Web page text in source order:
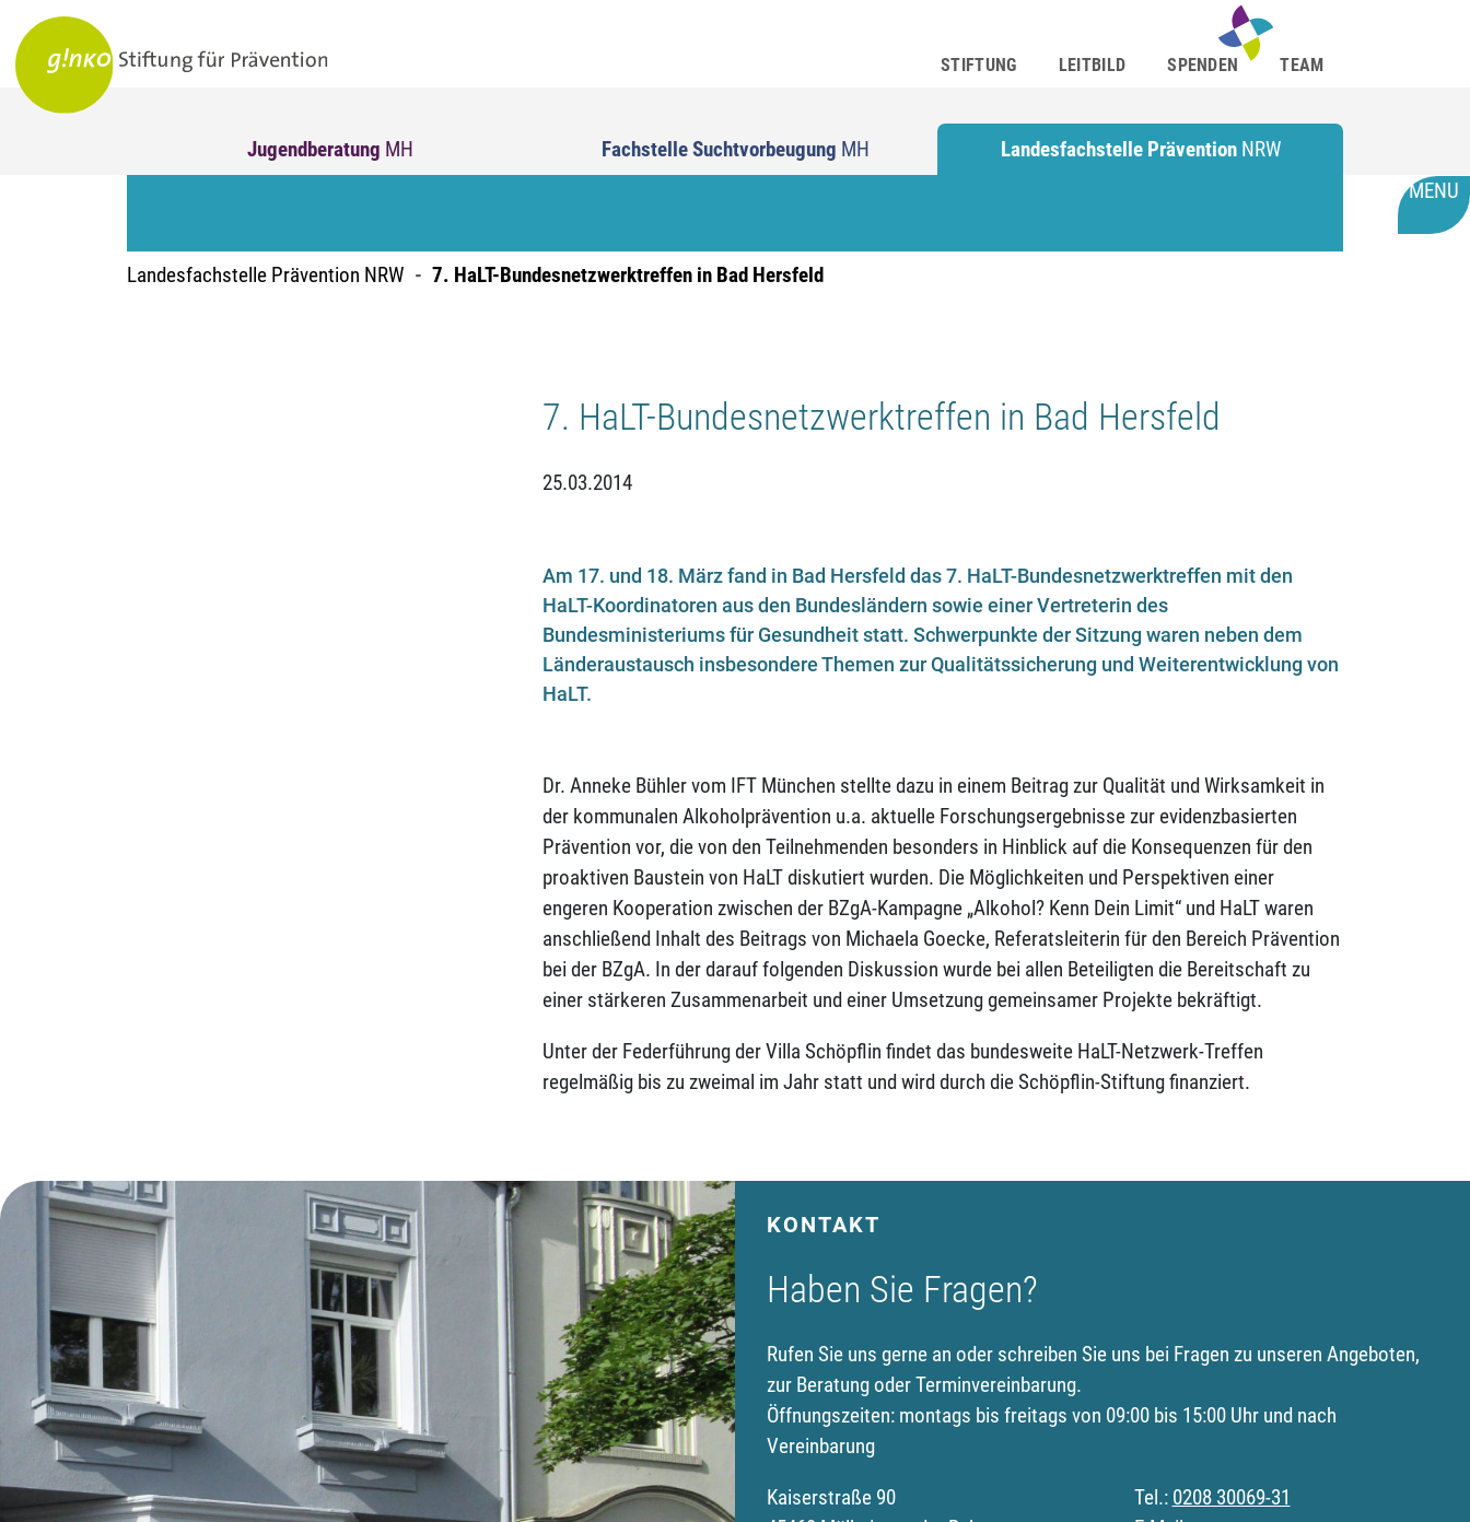
STIFTUNG LEITBILD SPENDEN TEAM
Jugendberatung MH Fachstelle Suchtvorbeugung MH Landesfachstelle Prävention NRW
Landesfachstelle Prävention NRW 7. HaLT-Bundesnetzwerktreffen in Bad Hersfeld
MENU
7. HaLT-Bundesnetzwerktreffen in Bad Hersfeld
25.03.2014
Am 17. und 18. März fand in Bad Hersfeld das 7. HaLT-Bundesnetzwerktreffen mit den
HaLT-Koordinatoren aus den Bundesländern sowie einer Vertreterin des
Bundesministeriums für Gesundheit statt. Schwerpunkte der Sitzung waren neben dem
Länderaustausch insbesondere Themen zur Qualitätssicherung und Weiterentwicklung von
HaLT.
Dr. Anneke Bühler vom IFT München stellte dazu in einem Beitrag zur Qualität und Wirksamkeit in
der kommunalen Alkoholprävention u.a. aktuelle Forschungsergebnisse zur evidenzbasierten
Prävention vor, die von den Teilnehmenden besonders in Hinblick auf die Konsequenzen für den
proaktiven Baustein von HaLT diskutiert wurden. Die Möglichkeiten und Perspektiven einer
engeren Kooperation zwischen der BZgA-Kampagne „Alkohol? Kenn Dein Limit“ und HaLT waren
anschließend Inhalt des Beitrags von Michaela Goecke, Referatsleiterin für den Bereich Prävention
bei der BZgA. In der darauf folgenden Diskussion wurde bei allen Beteiligten die Bereitschaft zu
einer stärkeren Zusammenarbeit und einer Umsetzung gemeinsamer Projekte bekräftigt.
Unter der Federführung der Villa Schöpflin findet das bundesweite HaLT-Netzwerk-Treffen
regelmäßig bis zu zweimal im Jahr statt und wird durch die Schöpflin-Stiftung finanziert.
KONTAKT
Haben Sie Fragen?
Rufen Sie uns gerne an oder schreiben Sie uns bei Fragen zu unseren Angeboten,
zur Beratung oder Terminvereinbarung.
Öffnungszeiten: montags bis freitags von 09:00 bis 15:00 Uhr und nach
Vereinbarung
Kaiserstraße 90
Tel.: 0208 30069-31